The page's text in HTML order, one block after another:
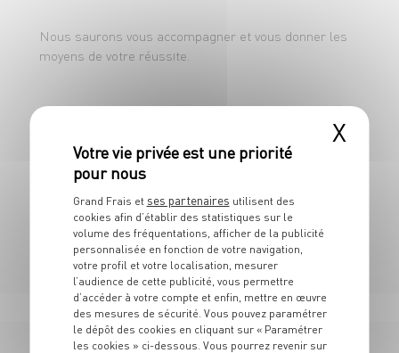
Nous saurons vous accompagner et vous donner les
moyens de votre réussite.
CDD 31h - du lundi au dimanche (repos en semaine).
Amplitudes horaires de 7h00 à 20h00.
Rémunération : 12.24 + primes sur objectifs.
X
Grand Frais et ses partenaires utilisent des
cookies afin d’établir des statistiques sur le
volume des fréquentations, afficher de la publicité
personnalisée en fonction de votre navigation,
votre profil et votre localisation, mesurer
l’audience de cette publicité, vous permettre
d’accéder à votre compte et enfin, mettre en œuvre
des mesures de sécurité. Vous pouvez paramétrer
le dépôt des cookies en cliquant sur « Paramétrer
les cookies » ci-dessous. Vous pourrez revenir sur